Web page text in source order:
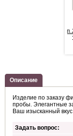
русского золота 585
Описание
Изделие по заказу
пробы. Элегантные
Ваш изысканный вкус
Задать вопрос: